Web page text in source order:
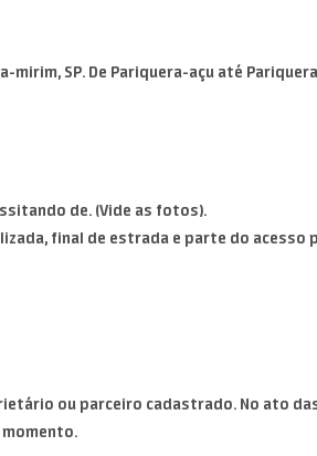
mirim, SP. De Pariquera-açu até
de. (Vide as fotos).
final de estrada e parte do
ou parceiro cadastrado. No ato